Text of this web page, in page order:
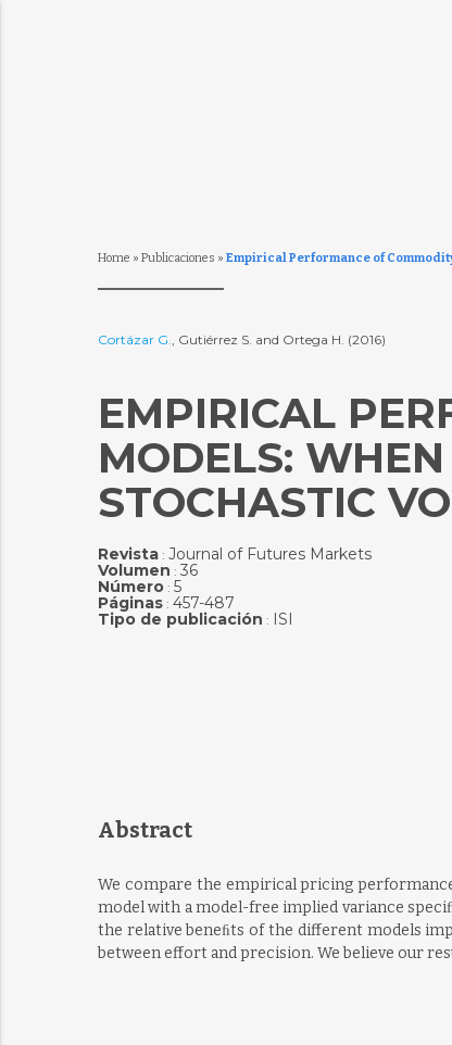
Home » Publicaciones » Empirical Performance of
Cortázar G., Gutiérrez S. and Ortega H. (2016)
EMPIRICAL
MODELS:
STOCHASTIC
Revista: Journal of Futures Markets
Volumen : 36
Número: 5
Páginas: 457-487
Tipo de publicación : ISI
Abstract
We compare the empirical pricing
model with a model-free implied variance
the relative beneﬁts of the different models
between effort and precision. We believe our